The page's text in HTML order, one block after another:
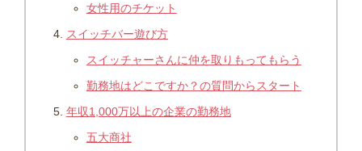
女性用のチケット
スイッチバー遊び方
スイッチャーさんに仲を取りもってもらう
勤務地はどこですか？の質問からスタート
年収1,000万以上の企業の勤務地
五大商社